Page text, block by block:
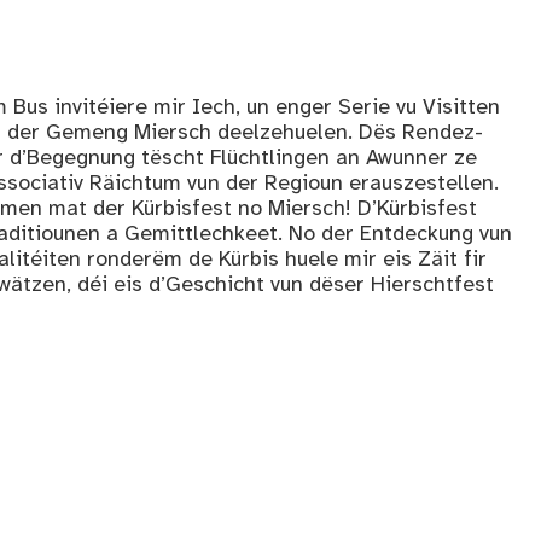
Bus invitéiere mir Iech, un enger Serie vu Visitten
Gemeng Miersch deelzehuelen. Dës Rendez-
tëscht Flüchtlingen an Awunner ze
Räichtum vun der Regioun erauszestellen.
mat der Kürbisfest no Miersch! D’Kürbisfest
a Gemittlechkeet. No der Entdeckung vun
ronderëm de Kürbis huele mir eis Zäit fir
déi eis d’Geschicht vun dëser Hierschtfest